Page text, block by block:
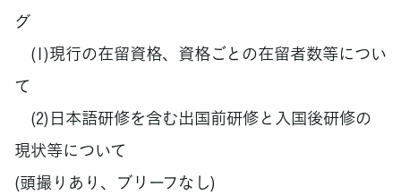
グ
(1)現行の在留資格、資格ごとの在留者数等につい
て
(2)日本語研修を含む出国前研修と入国後研修の
現状等について
(頭撮りあり、ブリーフなし)